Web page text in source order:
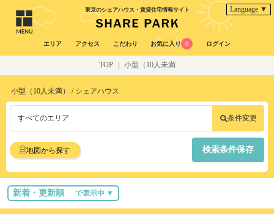
東京のシェアハウス・賃貸住宅情報サイト Language ▼
エリア アクセス こだわり お気に入り 0 ログイン
TOP 小型（10人未満
小型（10人未満） / シェアハウス
すべてのエリア 条件変更
地図から探す 検索条件保存
新着・更新順 で表示中 ▼